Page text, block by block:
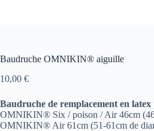
Baudruche OMNIKIN® aiguille
10,00 €
Baudruche de remplacement en latex
OMNIKIN® Six / poison / Air 46cm
OMNIKIN® Air 61cm (51-61cm de